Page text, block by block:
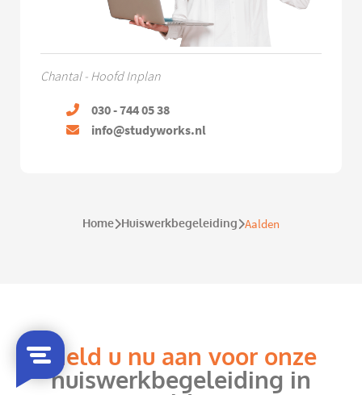
Chantal - Hoofd Inplan
030 - 744 05 38
info@studyworks.nl
Home Huiswerkbegeleiding Aalden
Meld u nu aan voor onze
huiswerkbegeleiding in